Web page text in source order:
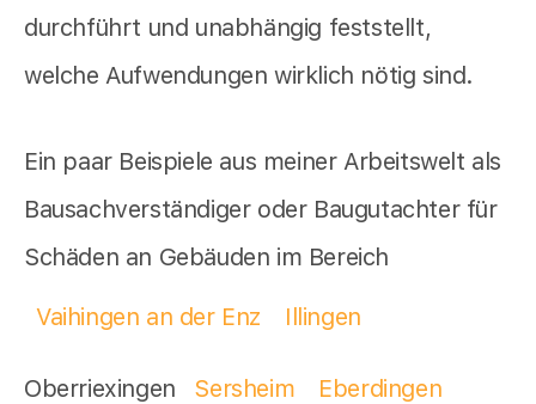
durchführt und unabhängig feststellt,
welche Aufwendungen wirklich nötig sind.
Ein paar Beispiele aus meiner Arbeitswelt als
Bausachverständiger oder Baugutachter für
Schäden an Gebäuden im Bereich
Vaihingen an der Enz Illingen
Oberriexingen Sersheim Eberdingen